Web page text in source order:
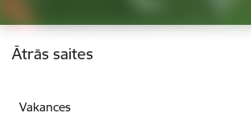
Kājene
Ātrās saites
Vakances